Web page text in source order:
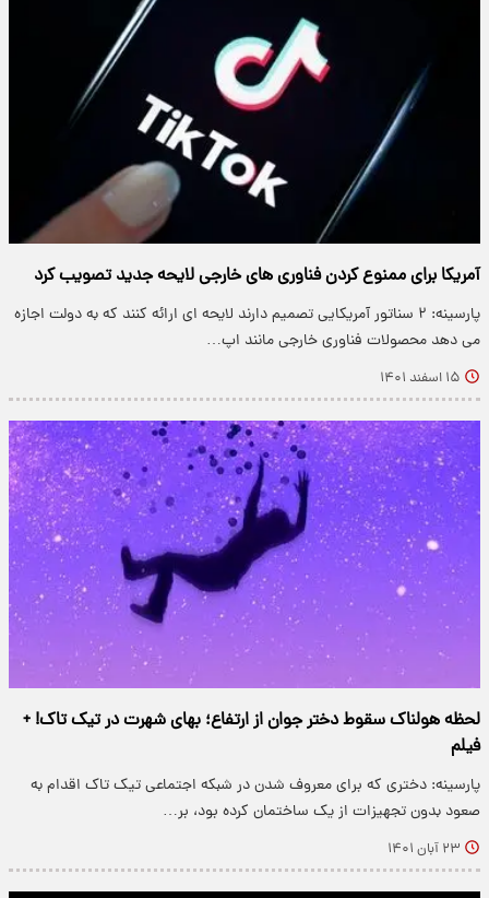
آمریکا برای ممنوع کردن فناوری های خارجی لایحه جدید تصویب کرد
پارسینه: ۲ سناتور آمریکایی تصمیم دارند لایحه ای ارائه کنند که به دولت اجازه
می دهد محصولات فناوری خارجی مانند اپ…
۱۵ اسفند ۱۴۰۱
لحظه هولناک سقوط دختر جوان از ارتفاع؛ بهای شهرت در تیک‌ تاک! +
فیلم
پارسینه: دختری که برای معروف شدن در شبکه اجتماعی تیک‌ تاک اقدام به
صعود بدون تجهیزات از یک ساختمان کرده بود، بر…
۲۳ آبان ۱۴۰۱